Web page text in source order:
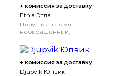
+ комиссия за доставку
Ethla Этла
Подушка на стул,
неокрашенный,
+ комиссия за доставку
Djupvik Юпвик